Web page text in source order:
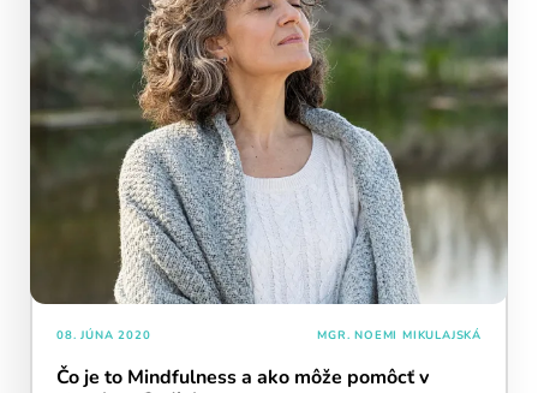
Snažte sa udržať žiarovku svietiť čo najdlhšie –
každý deň navyše pomáha vašej mysli zostať
aktívnou a v kondícii.
Kalendár sleduje vašu dennú tréningovú
Oranžové políčko:Farba ukazuje intenzitu
08. JÚNA 2020 MGR. NOEMI MIKULAJSKÁ
Čo je to Mindfulness a ako môže pomôcť v